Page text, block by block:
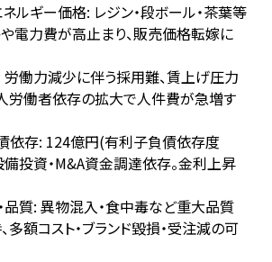
ルギー価格: レジン・段ボール・茶葉等
電力費が高止まり、販売価格転嫁に
働力減少に伴う採用難、賃上げ圧力
労働者依存の拡大で人件費が急増す
依存: 124億円(有利子負債依存度
投資・M&A資金調達依存。金利上昇
品質: 異物混入・食中毒など重大品質
多額コスト・ブランド毀損・受注減の可